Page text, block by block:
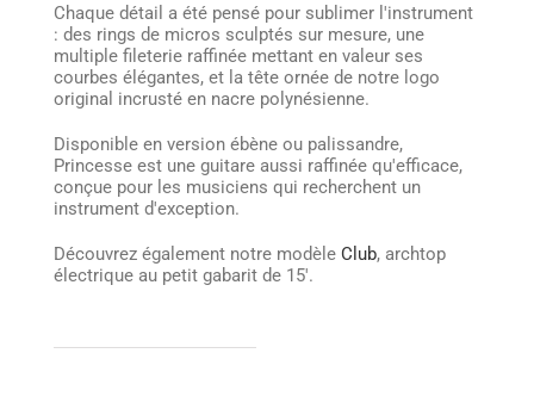
Chaque détail a été pensé pour sublimer l'instrument
: des rings de micros sculptés sur mesure, une
multiple fileterie raffinée mettant en valeur ses
courbes élégantes, et la tête ornée de notre logo
original incrusté en nacre polynésienne.
Disponible en version ébène ou palissandre,
Princesse est une guitare aussi raffinée qu'efficace,
conçue pour les musiciens qui recherchent un
instrument d'exception.
Découvrez également notre modèle Club, archtop
électrique au petit gabarit de 15′.